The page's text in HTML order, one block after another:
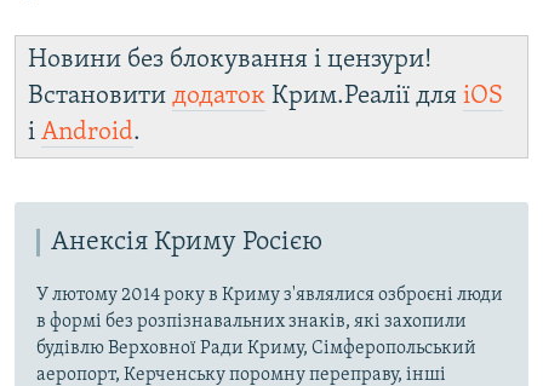
Новини без блокування і цензури!
Встановити додаток Крим.Реалії для iOS
і Android.
Анексія Криму Росією
У лютому 2014 року в Криму з'являлися озброєні люди
в формі без розпізнавальних знаків, які захопили
будівлю Верховної Ради Криму, Сімферопольський
аеропорт, Керченську поромну переправу, інші